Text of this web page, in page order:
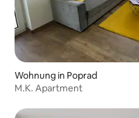
Wohnung in Poprad
M.K. Apartment